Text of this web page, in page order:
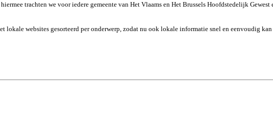
hiermee trachten we voor iedere gemeente van Het Vlaams en Het Brussels Hoofdstedelijk Gewest
lokale websites gesorteerd per onderwerp, zodat nu ook lokale informatie snel en eenvoudig kan